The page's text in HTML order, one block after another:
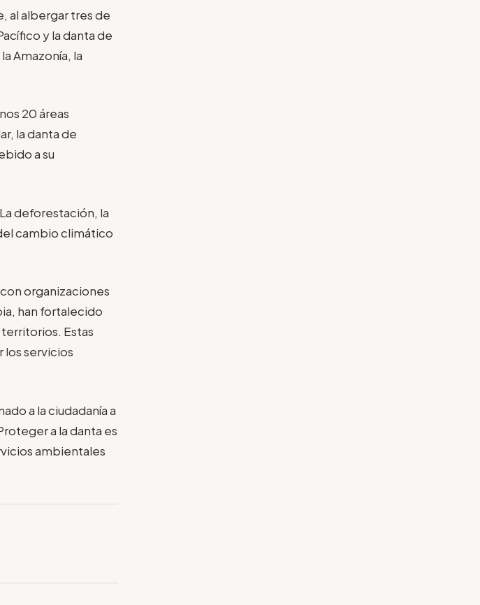
al albergar tres de
y la danta de
Amazonía, la
20 áreas
la danta de
a su
deforestación, la
cambio climático
organizaciones
han fortalecido
Estas
los servicios
a la ciudadanía a
a la danta es
ambientales